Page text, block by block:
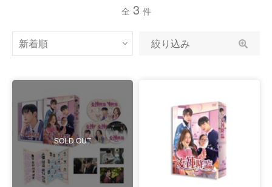
全 3 件
絞り込み
SOLD OUT